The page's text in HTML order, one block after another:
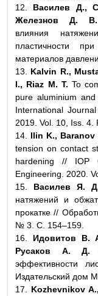
12.
Василев Д.,
Железнов Д. В.
влияния
пластичности
материалов
13. Kalvin R.,
I., Riaz M. T. To
pure aluminium
International
2019. Vol. 10, Iss. 4.
14. Ilin K., Baranov
tension on contact
hardening // IOP
Engineering. 2020.
15. Василев Я.
натяжений и
прокатке //
№ 3. С. 154–159.
16.
Идовитов В.
Русаков А. Д.
эффективности
Издательский дом
17. Kozhevnikov